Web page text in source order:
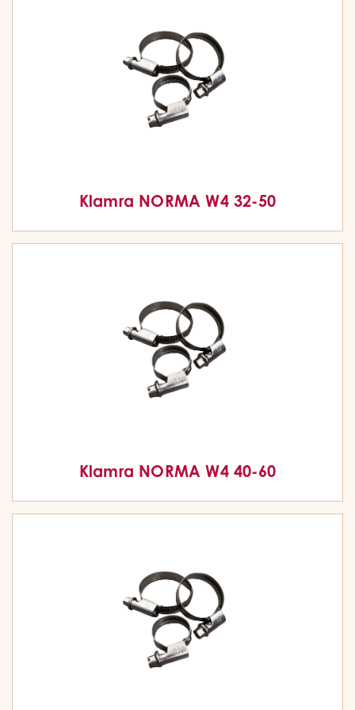
Klamra NORMA W4 32-50
Klamra NORMA W4 40-60